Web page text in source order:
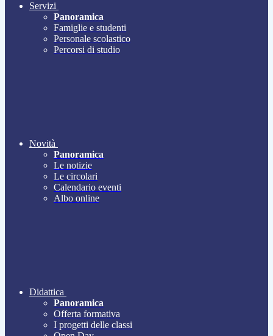
Servizi
Panoramica
Famiglie e studenti
Personale scolastico
Percorsi di studio
Novità
Panoramica
Le notizie
Le circolari
Calendario eventi
Albo online
Didattica
Panoramica
Offerta formativa
I progetti delle classi